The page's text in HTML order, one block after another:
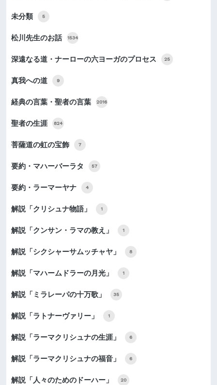
未分類 5
松川先生のお話 1534
深遠なる道・ナーローの六ヨーガのプロセス 25
真我への道 9
経典の言葉・聖者の言葉 2016
聖者の生涯 824
菩薩道の虹の宝飾 7
要約・マハーバーラタ 57
要約・ラーマーヤナ 4
解説「クリシュナ物語」 1
解説「クンサン・ラマの教え」 1
解説「シクシャーサムッチャヤ」 8
解説「マハームドラーの月光」 1
解説「ミラレーパの十万歌」 35
解説「ラトナーヴァリー」 1
解説「ラーマクリシュナの生涯」 6
解説「ラーマクリシュナの福音」 6
解説「人々のためのドーハー」 20